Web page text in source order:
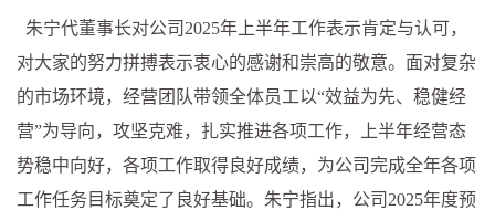
朱宁代董事长对公司2025年上半年工作表示肯定与认可，
对大家的努力拼搏表示衷心的感谢和崇高的敬意。面对复杂
的市场环境，经营团队带领全体员工以“效益为先、稳健经
营”为导向，攻坚克难，扎实推进各项工作，上半年经营态
势稳中向好，各项工作取得良好成绩，为公司完成全年各项
工作任务目标奠定了良好基础。朱宁指出，公司2025年度预